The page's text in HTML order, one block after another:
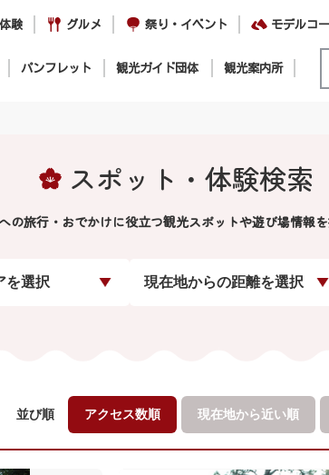
験 グルメ 祭り・イベント モデルコ
パンフレット 観光ガイド団体 観光案内所
スポット・体験検索
の旅行・おでかけに役立つ観光スポットや遊び場情報を
を選択 現在地からの距離を選択
並び順 アクセス数順 現在地から近い順